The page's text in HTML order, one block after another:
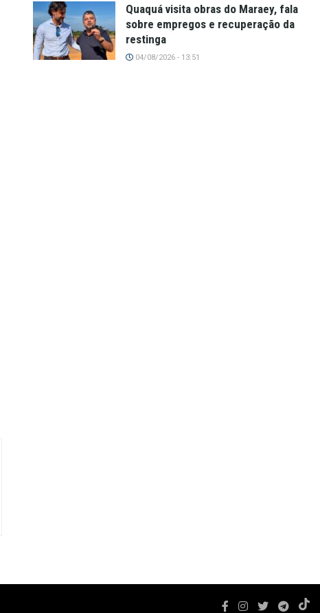
Quaquá visita obras do Maraey, fala
sobre empregos e recuperação da
restinga
04/08/2026 - 13:51